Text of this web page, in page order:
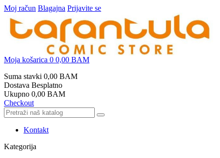
Moj račun Blagajna Prijavite se
Moja košarica 0 0,00 BAM
Suma stavki 0,00 BAM
Dostava Besplatno
Ukupno 0,00 BAM
Checkout
Kontakt
Kategorija